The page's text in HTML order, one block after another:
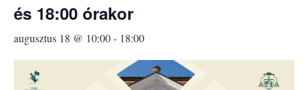
és 18:00 órakor
augusztus 18 @ 10:00- 18:00